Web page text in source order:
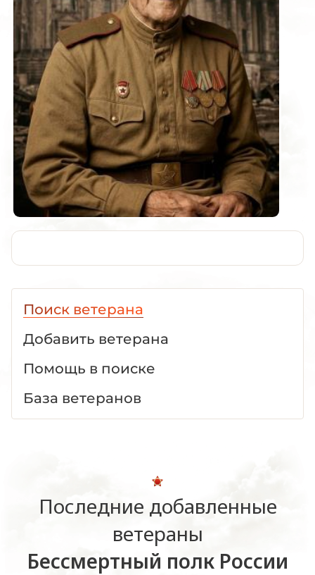
Поиск ветерана
Добавить ветерана
Помощь в поиске
База ветеранов
Последние добавленные
ветераны
Бессмертный полк России